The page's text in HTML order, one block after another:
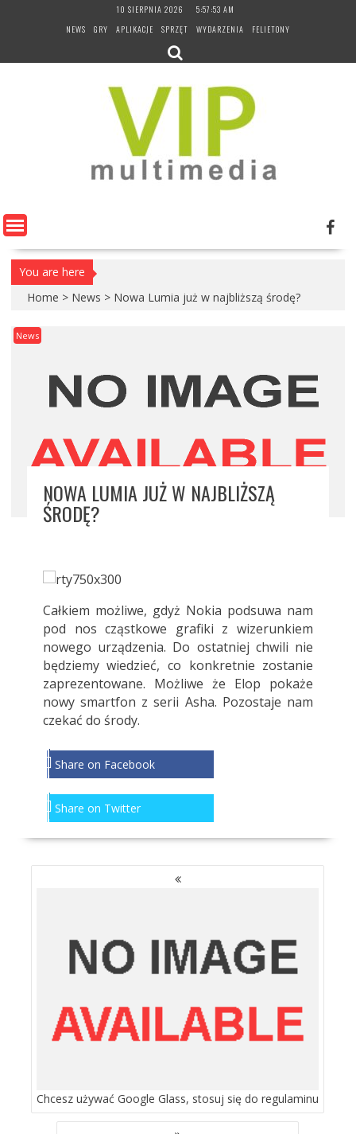
10 SIERPNIA 2026
5:57:54 AM
NEWS
GRY APLIKACJE SPRZĘT WYDARZENIA FELIETONY
You are here
Home > News > Nowa Lumia już w najbliższą środę?
News
NOWA LUMIA JUŻ W NAJBLIŻSZĄ
ŚRODĘ?
Całkiem możliwe, gdyż Nokia podsuwa nam
pod nos cząstkowe grafiki z wizerunkiem
nowego urządzenia. Do ostatniej chwili nie
będziemy wiedzieć, co konkretnie zostanie
zaprezentowane. Możliwe że Elop pokaże
nowy smartfon z serii Asha. Pozostaje nam
czekać do środy.
Share on Facebook
Share on Twitter
NAWIGACJA
Chcesz używać Google Glass, stosuj się do regulaminu